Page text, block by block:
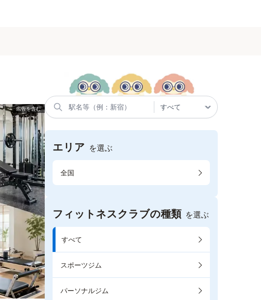
エリア を選ぶ
全国
フィットネスクラブの種類 を選ぶ
すべて
スポーツジム
パーソナルジム